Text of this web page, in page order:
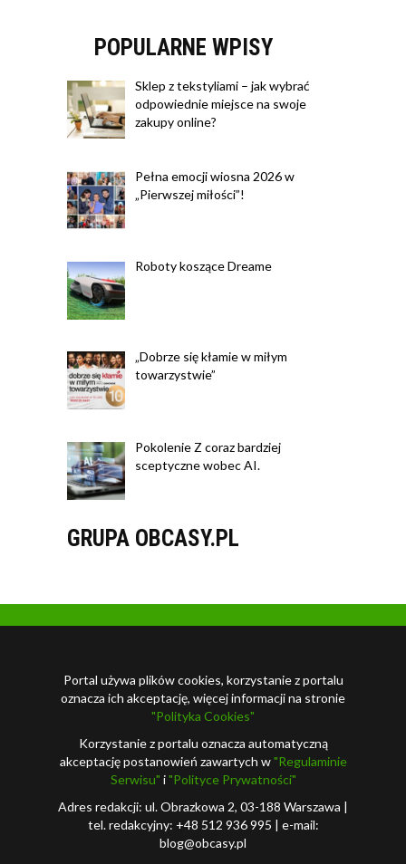
POPULARNE WPISY
Sklep z tekstyliami – jak wybrać
odpowiednie miejsce na swoje
zakupy online?
Pełna emocji wiosna 2026 w
„Pierwszej miłości”!
Roboty koszące Dreame
„Dobrze się kłamie w miłym
towarzystwie”
Pokolenie Z coraz bardziej
sceptyczne wobec AI.
GRUPA OBCASY.PL
Portal używa plików cookies, korzystanie z portalu
oznacza ich akceptację, więcej informacji na stronie
"Polityka Cookies"
Korzystanie z portalu oznacza automatyczną
akceptację postanowień zawartych w"Regulaminie
Serwisu" i"Polityce Prywatności"
Adres redakcji: ul. Obrazkowa 2, 03-188 Warszawa |
tel. redakcyjny: +48 512 936 995 | e-mail:
blog@obcasy.pl